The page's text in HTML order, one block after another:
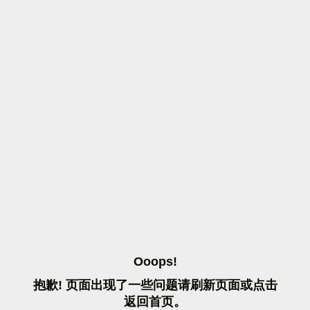
OOOPS!
抱歉! 页面出现了一些问题请刷 新页面或点击
返 回首页。